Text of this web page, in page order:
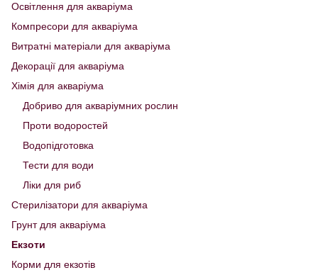
Освітлення для акваріума
Компресори для акваріума
Витратні матеріали для акваріума
Декорації для акваріума
Хімія для акваріума
Добриво для акваріумних рослин
Проти водоростей
Водопідготовка
Тести для води
Ліки для риб
Стерилізатори для акваріума
Грунт для акваріума
Екзоти
Корми для екзотів